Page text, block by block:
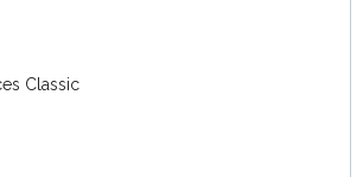
Classic